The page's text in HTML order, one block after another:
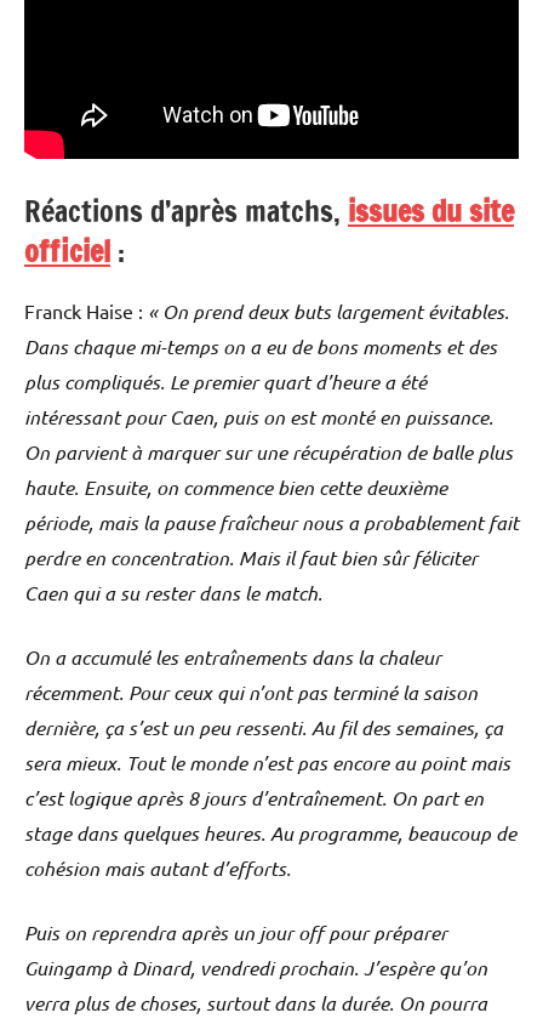
Réactions d’après matchs, issues du site
officiel :
Franck Haise : « On prend deux buts largement évitables.
Dans chaque mi-temps on a eu de bons moments et des
plus compliqués. Le premier quart d’heure a été
intéressant pour Caen, puis on est monté en puissance.
On parvient à marquer sur une récupération de balle plus
haute. Ensuite, on commence bien cette deuxième
période, mais la pause fraîcheur nous a probablement fait
perdre en concentration. Mais il faut bien sûr féliciter
Caen qui a su rester dans le match.
On a accumulé les entraînements dans la chaleur
récemment. Pour ceux qui n’ont pas terminé la saison
dernière, ça s’est un peu ressenti. Au fil des semaines, ça
sera mieux. Tout le monde n’est pas encore au point mais
c’est logique après 8 jours d’entraînement. On part en
stage dans quelques heures. Au programme, beaucoup de
cohésion mais autant d’efforts.
Puis on reprendra après un jour off pour préparer
Guingamp à Dinard, vendredi prochain. J’espère qu’on
verra plus de choses, surtout dans la durée. On pourra